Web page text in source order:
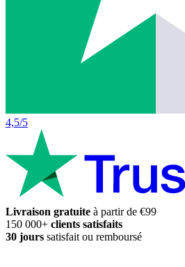
4,5/5
Livraison gratuite à partir de €99
150 000+ clients satisfaits
30 jours satisfait ou remboursé